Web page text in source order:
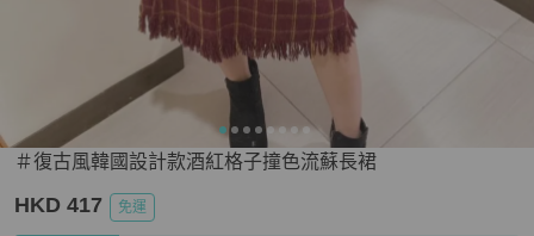
＃復古風韓國設計款酒紅格子撞色流蘇長裙
HKD 417 免運